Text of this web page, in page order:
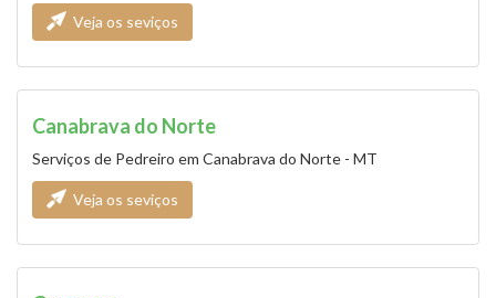
Veja os seviços
Canabrava do Norte
Serviços de Pedreiro em Canabrava do Norte - MT
Veja os seviços